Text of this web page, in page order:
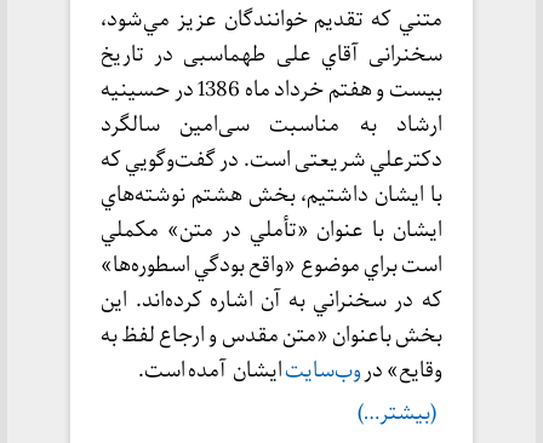
متني كه تقديم خوانندگان عزيز مي‌شود،
سخنرانی آقاي علی طهماسبی در تاریخ
بیست و هفتم خرداد ماه 1386 در حسینیه
ارشاد به مناسبت سی‌امین سالگرد
دكترعلي شریعتی است. در گفت‌وگويي كه
با ايشان داشتيم، بخش هشتم نوشته‌هاي
ايشان با عنوان «تأملي در متن» مكملي
است براي موضوع «واقع‌ بودگي اسطوره‌ها»
كه در سخنراني به آن اشاره كرده‌اند. اين
بخش باعنوان «متن مقدس و ارجاع لفظ به
وقايع» دروب‌سايتایشان آمده است.
(بیشتر…)